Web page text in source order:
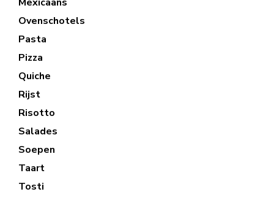
Ovenschotels
Pasta
Pizza
Quiche
Rijst
Risotto
Salades
Soepen
Taart
Tosti